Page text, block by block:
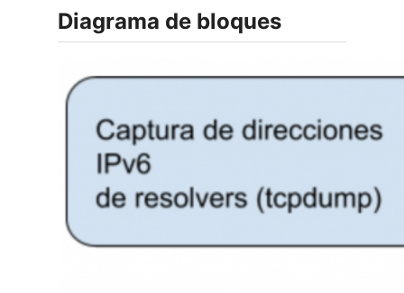
Diagrama de bloques